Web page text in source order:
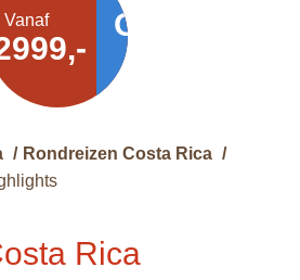
Offerte
aanvragen
/ Rondreizen Costa Rica /
Rica